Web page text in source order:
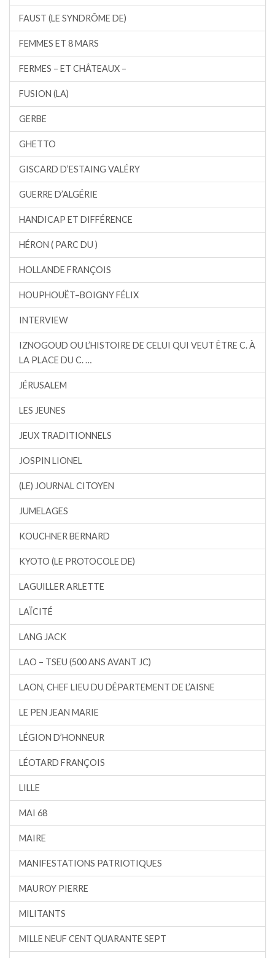
FAUST (LE SYNDRÔME DE)
FEMMES ET 8 MARS
FERMES – ET CHÂTEAUX –
FUSION (LA)
GERBE
GHETTO
GISCARD D’ESTAING VALÉRY
GUERRE D’ALGÉRIE
HANDICAP ET DIFFÉRENCE
HÉRON ( PARC DU )
HOLLANDE FRANÇOIS
HOUPHOUËT–BOIGNY FÉLIX
INTERVIEW
IZNOGOUD OU L’HISTOIRE DE CELUI QUI VEUT ÊTRE C. À
LA PLACE DU C. …
JÉRUSALEM
LES JEUNES
JEUX TRADITIONNELS
JOSPIN LIONEL
(LE) JOURNAL CITOYEN
JUMELAGES
KOUCHNER BERNARD
KYOTO (LE PROTOCOLE DE)
LAGUILLER ARLETTE
LAÏCITÉ
LANG JACK
LAO – TSEU (500 ANS AVANT JC)
LAON, CHEF LIEU DU DÉPARTEMENT DE L’AISNE
LE PEN JEAN MARIE
LÉGION D’HONNEUR
LÉOTARD FRANÇOIS
LILLE
MAI 68
MAIRE
MANIFESTATIONS PATRIOTIQUES
MAUROY PIERRE
MILITANTS
MILLE NEUF CENT QUARANTE SEPT